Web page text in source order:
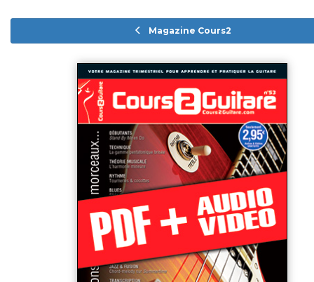
Magazine Cours2